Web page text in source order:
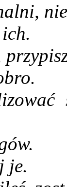
je.